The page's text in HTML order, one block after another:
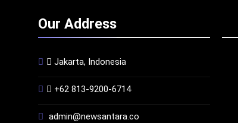
Our Address
Jakarta, Indonesia
+62 813-9200-6714
admin@newsantara.co